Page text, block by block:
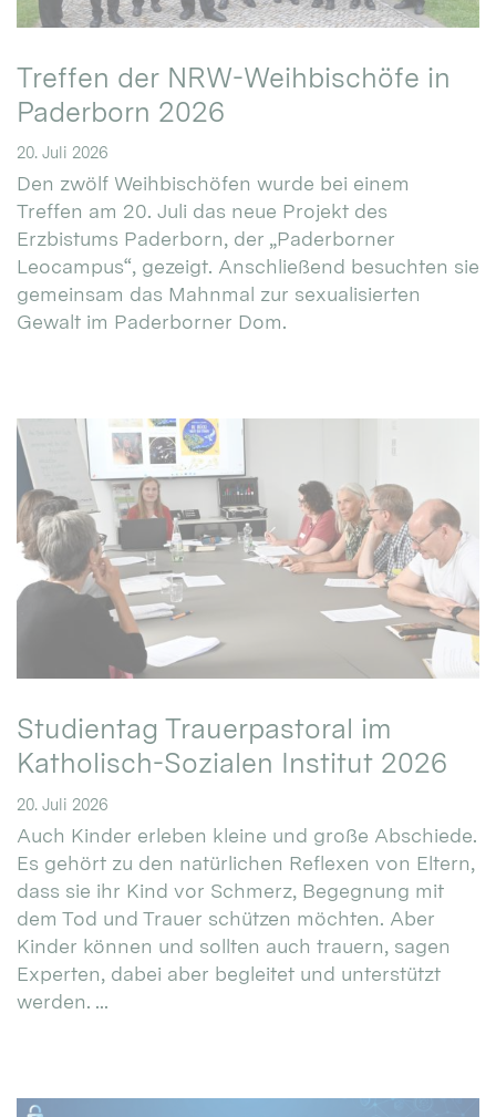
Treffen der NRW-Weihbischöfe in
Paderborn 2026
20. Juli 2026
Den zwölf Weihbischöfen wurde bei einem
Treffen am 20. Juli das neue Projekt des
Erzbistums Paderborn, der „Paderborner
Leocampus“, gezeigt. Anschließend besuchten sie
gemeinsam das Mahnmal zur sexualisierten
Gewalt im Paderborner Dom.
Studientag Trauerpastoral im
Katholisch-Sozialen Institut 2026
20. Juli 2026
Auch Kinder erleben kleine und große Abschiede.
Es gehört zu den natürlichen Reflexen von Eltern,
dass sie ihr Kind vor Schmerz, Begegnung mit
dem Tod und Trauer schützen möchten. Aber
Kinder können und sollten auch trauern, sagen
Experten, dabei aber begleitet und unterstützt
werden. ...